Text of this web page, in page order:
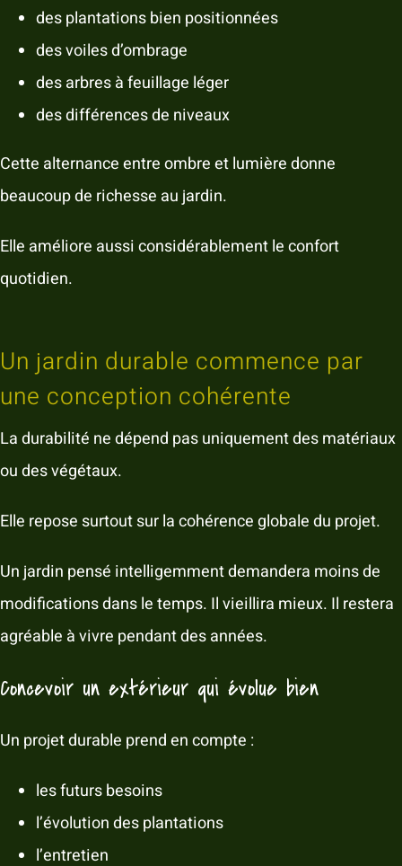
des plantations bien positionnées
des voiles d’ombrage
des arbres à feuillage léger
des différences de niveaux
Cette alternance entre ombre et lumière donne
beaucoup de richesse au jardin.
Elle améliore aussi considérablement le confort
quotidien.
Un jardin durable commence par
une conception cohérente
La durabilité ne dépend pas uniquement des matériaux
ou des végétaux.
Elle repose surtout sur la cohérence globale du projet.
Un jardin pensé intelligemment demandera moins de
modifications dans le temps. Il vieillira mieux. Il restera
agréable à vivre pendant des années.
Concevoir un extérieur qui évolue bien
Un projet durable prend en compte :
les futurs besoins
l’évolution des plantations
l’entretien